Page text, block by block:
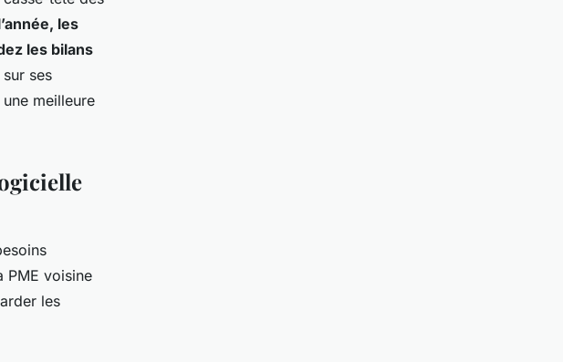
les
les bilans
ses
meilleure
PME voisine
les